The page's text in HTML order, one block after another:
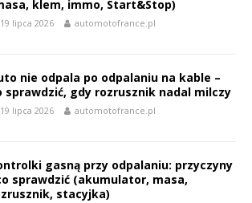
klem, immo, Start&Stop)
19 lipca 2026 automotofrance.pl
nie odpala po odpalaniu na kable –
sprawdzić, gdy rozrusznik nadal milczy
19 lipca 2026 automotofrance.pl
gasną przy odpalaniu: przyczyny
sprawdzić (akumulator, masa,
stacyjka)